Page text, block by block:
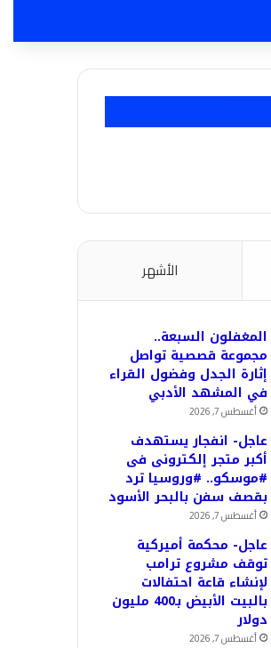
الأشهر
المغفلون السبعة..
مجموعة قصصية تواصل
إثارة الجدل وفضول القراء
في المشهد الأدبي
أغسطس 7, 2026
عاجل- انفجار يستهدف
أكبر متجر إلكترونى فى
#موسكو.. #وروسيا ترد
بقصف سفن بالبحر الأسود
أغسطس 7, 2026
عاجل- محكمة أميركية
توقف مشروع ترامب
لإنشاء قاعة احتفالات
بالبيت الأبيض بـ400 مليون
دولار
أغسطس 7, 2026